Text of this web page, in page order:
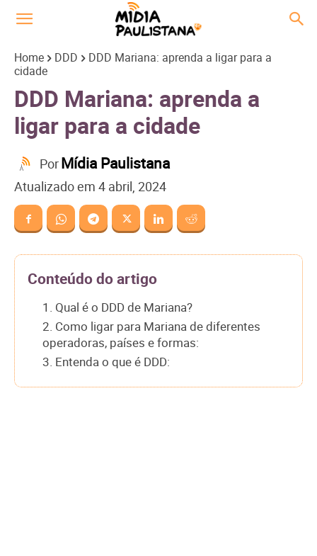
Home DDD
DDD Mariana: aprenda a ligar para a
cidade
DDD Mariana: aprenda a
ligar para a cidade
PorMídia Paulistana
Atualizado em 4 abril, 2024
Conteúdo do artigo
1. Qual é o DDD de Mariana?
2. Como ligar para Mariana de diferentes
operadoras, países e formas:
3. Entenda o que é DDD: